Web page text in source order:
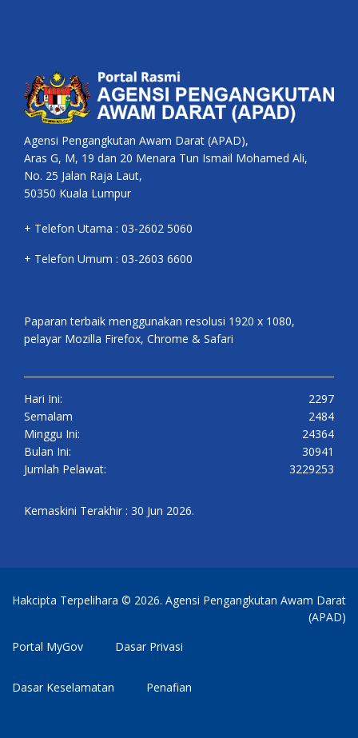
Agensi Pengangkutan Awam Darat (APAD),
Aras G, M, 19 dan 20 Menara Tun Ismail Mohamed Ali,
No. 25 Jalan Raja Laut,
50350 Kuala Lumpur
+ Telefon Utama : 03-2602 5060
+ Telefon Umum : 03-2603 6600
Paparan terbaik menggunakan resolusi 1920 x 1080,
pelayar Mozilla Firefox, Chrome & Safari
Hari Ini:
2297
Semalam
2484
Minggu Ini:
24364
Bulan Ini:
30941
Jumlah Pelawat:
3229253
Kemaskini Terakhir : 30 Jun 2026.
Hakcipta Terpelihara © 2026. Agensi Pengangkutan Awam Darat
(APAD)
Portal MyGov
Dasar Privasi
Dasar Keselamatan Penafian